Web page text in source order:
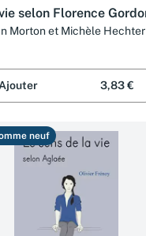
selon Florence
Morton et Michèle Hechter
Ajouter 3,83 €
neuf